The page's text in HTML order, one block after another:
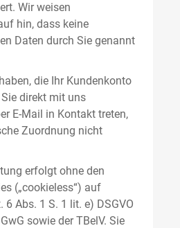
Wir weisen
hin, dass keine
Daten durch Sie genannt
die Ihr Kundenkonto
direkt mit uns
E-Mail in Kontakt treten,
Zuordnung nicht
erfolgt ohne den
(„cookieless“) auf
6 Abs. 1 S. 1 lit. e) DSGVO
sowie der TBelV. Sie